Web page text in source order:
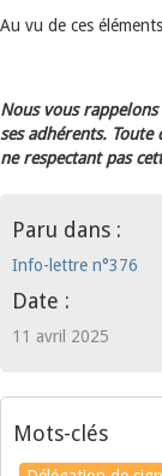
Au vu de ces
Nous vous
ses adhérents.
ne respectant pas
Paru dans :
Info-lettre n°376
Date :
11 avril 2025
Mots-clés